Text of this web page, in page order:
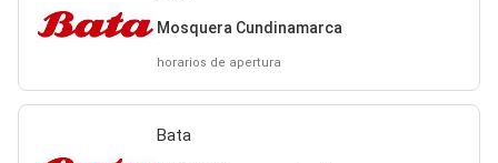
Mosquera Cundinamarca
horarios de apertura
Bata